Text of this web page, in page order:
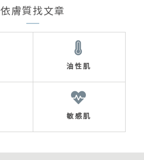
依膚質找文章
油性肌
敏感肌